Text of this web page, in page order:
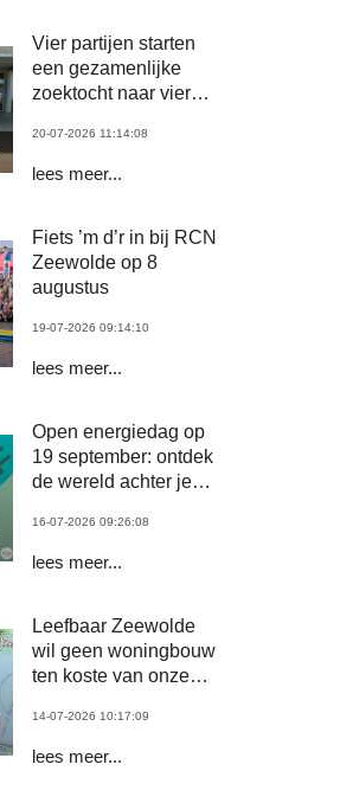
Vier partijen starten
een gezamenlijke
zoektocht naar vierde
20-07-2026 11:14:08
lees meer...
Fiets ’m d’r in bij RCN
Zeewolde op 8
augustus
19-07-2026 09:14:10
lees meer...
Open energiedag op
19 september: ontdek
de wereld achter je
thermostaat
16-07-2026 09:26:08
lees meer...
Leefbaar Zeewolde
wil geen woningbouw
ten koste van onze
14-07-2026 10:17:09
lees meer...